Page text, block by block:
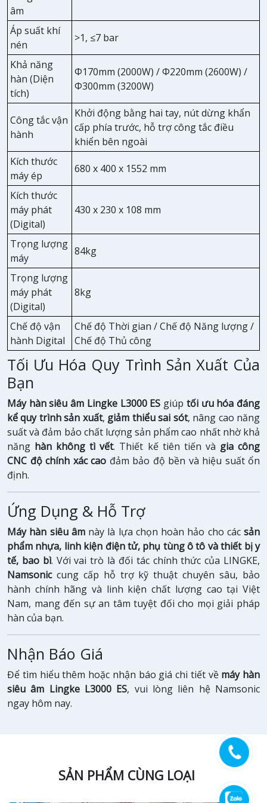
âm
Áp suất khí
nén
>1, ≤7 bar
Khả năng
hàn (Diện
tích)
Φ170mm (2000W) / Φ220mm (2600W) /
Φ300mm (3200W)
Công tắc vận
hành
Khởi động bằng hai tay, nút dừng khẩn
cấp phía trước, hỗ trợ công tắc điều
khiển bên ngoài
Kích thước
máy ép
680 x 400 x 1552 mm
Kích thước
máy phát
(Digital)
430 x 230 x 108 mm
Trọng lượng
máy
84kg
Trọng lượng
máy phát
(Digital)
8kg
Chế độ vận
hành Digital
Chế độ Thời gian / Chế độ Năng lượng /
Chế độ Thủ công
Tối Ưu Hóa Quy Trình Sản Xuất Của
Bạn
Máy hàn siêu âm Lingke L3000 ES giúp tối ưu hóa đáng
kể quy trình sản xuất, giảm thiểu sai sót, nâng cao năng
suất và đảm bảo chất lượng sản phẩm cao nhất nhờ khả
năng hàn không tì vết. Thiết kế tiên tiến và gia công
CNC độ chính xác cao đảm bảo độ bền và hiệu suất ổn
định.
Ứng Dụng & Hỗ Trợ
Máy hàn siêu âmnày là lựa chọn hoàn hảo cho các sản
phẩm nhựa, linh kiện điện tử, phụ tùng ô tô và thiết bị y
tế, bao bì. Với vai trò là đối tác chính thức của LINGKE,
Namsoniccung cấp hỗ trợ kỹ thuật chuyên sâu, bảo
hành chính hãng và linh kiện chất lượng cao tại Việt
Nam, mang đến sự an tâm tuyệt đối cho mọi giải pháp
hàn của bạn.
Nhận Báo Giá
Để tìm hiểu thêm hoặc nhận báo giá chi tiết về máy hàn
siêu âm Lingke L3000 ES, vui lòng liên hệ Namsonic
ngay hôm nay.
SẢN PHẨM CÙNG LOẠI